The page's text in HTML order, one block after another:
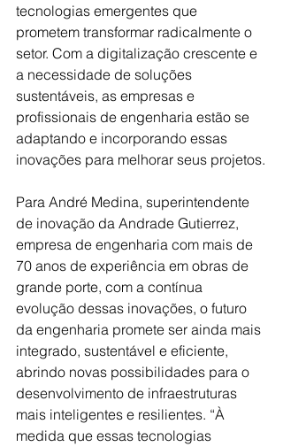
tecnologias emergentes que
prometem transformar radicalmente o
setor. Com a digitalização crescente e
a necessidade de soluções
sustentáveis, as empresas e
profissionais de engenharia estão se
adaptando e incorporando essas
inovações para melhorar seus projetos.
Para André Medina, superintendente
de inovação da Andrade Gutierrez,
empresa de engenharia com mais de
70 anos de experiência em obras de
grande porte, com a contínua
evolução dessas inovações, o futuro
da engenharia promete ser ainda mais
integrado, sustentável e eficiente,
abrindo novas possibilidades para o
desenvolvimento de infraestruturas
mais inteligentes e resilientes. “À
medida que essas tecnologias